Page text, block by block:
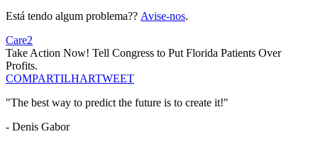
Está tendo algum problema?? Avise-nos.
Care2
Take Action Now! Tell Congress to Put Florida Patients Over
Profits.
COMPARTILHARTWEET
"The best way to predict the future is to create it!"
- Denis Gabor